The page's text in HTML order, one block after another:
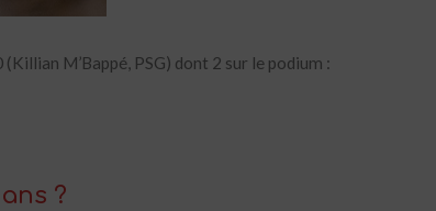
M’Bappé, PSG) dont 2 sur le podium :
?